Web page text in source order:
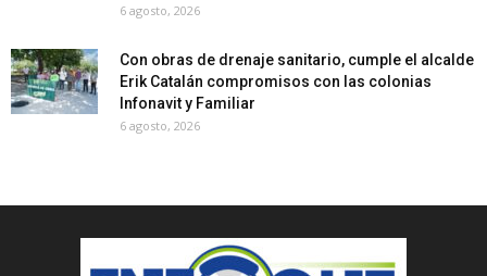
6 agosto, 2026
Con obras de drenaje sanitario, cumple el alcalde
Erik Catalán compromisos con las colonias
Infonavit y Familiar
6 agosto, 2026